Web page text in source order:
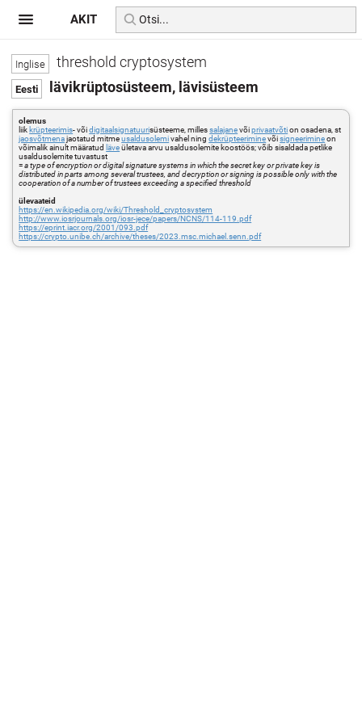
threshold cryptosystem
lävikrüptosüsteem, lävisüsteem
olemus
liik krüpteerimis- võidigitaalsignatuurisüsteeme, millessalajanevõiprivaatvõtion osadena, st
jaosvõtmenajaotatud mitmeusaldusolemivahel ningdekrüpteeriminevõisigneerimineon
võimalik ainult määratud läveületava arvu usaldusolemite koostöös; võib sisaldada petlike
usaldusolemite tuvastust
=a type of encryption or digital signature systems in which the secret key or private key is
distributed in parts among several trustees, and decryption or signing is possible only with the
cooperation of a number of trustees exceeding a specified threshold
ülevaateid
https://en.wikipedia.org/wiki/Threshold_cryptosystem
http://www.iosrjournals.org/iosr-jece/papers/NCNS/114-119.pdf
https://eprint.iacr.org/2001/093.pdf
https://crypto.unibe.ch/archive/theses/2023.msc.michael.senn.pdf
AKIT